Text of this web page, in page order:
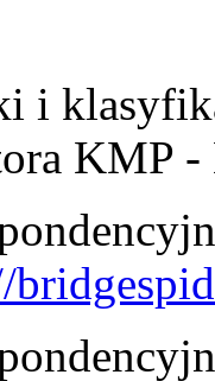
i
KMP